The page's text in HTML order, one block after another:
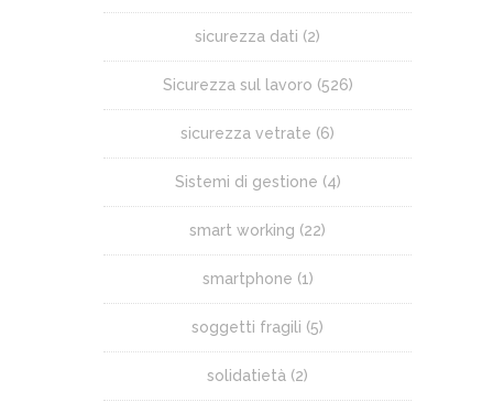
sicurezza dati (2)
Sicurezza sul lavoro (526)
sicurezza vetrate (6)
Sistemi di gestione (4)
smart working (22)
smartphone (1)
soggetti fragili (5)
solidatietà (2)